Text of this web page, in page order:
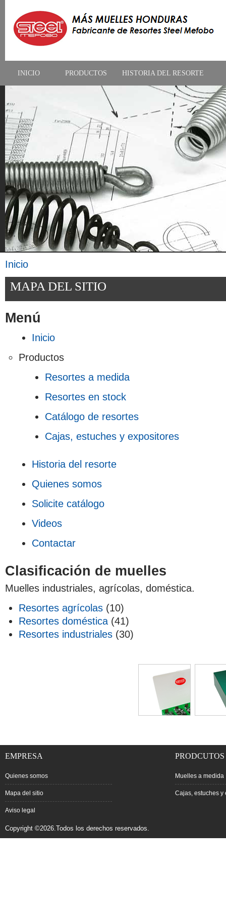
INICIO PRODUCTOS HISTORIA DEL RESORTE
Se encuentra usted aquí
Inicio
MAPA DEL SITIO
Menú
Inicio
Productos
Resortes a medida
Resortes en stock
Catálogo de resortes
Cajas, estuches y expositores
Historia del resorte
Quienes somos
Solicite catálogo
Videos
Contactar
Clasificación de muelles
Muelles industriales, agrícolas, doméstica.
Resortes agrícolas(10)
Resortes doméstica(41)
Resortes industriales(30)
EMPRESA
Quienes somos
Mapa del sitio
Aviso legal
Copyright ©2026.Todos los derechos reservados.
PRODCUTOS
Muelles a medida
Cajas, estuches y